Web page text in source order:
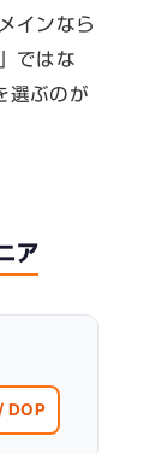
インなら
ではな
選ぶのが
ア
DOP